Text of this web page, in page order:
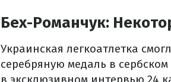
Бех-Романчук:
Украинская легкоатлетка
серебряную медаль в